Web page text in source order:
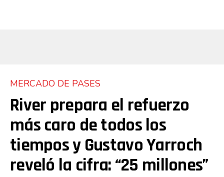
MERCADO DE PASES
River prepara el refuerzo
más caro de todos los
tiempos y Gustavo Yarroch
reveló la cifra: “25 millones”